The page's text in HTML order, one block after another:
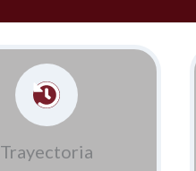
Trayectoria